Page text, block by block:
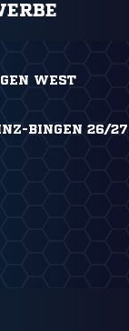
WEST
BINGEN 26/27